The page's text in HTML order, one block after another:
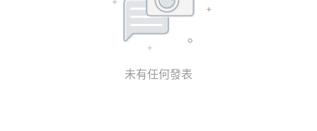
未有任何發表